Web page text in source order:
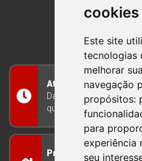
cookies
Este site
tecnologias
melhorar
navegação
propósitos:
para
experiência
seu
BOM
RIO
Atendimento
Das 8h às 12h e das 13h
quinta-feira, e nas
Prefeitura Municipal